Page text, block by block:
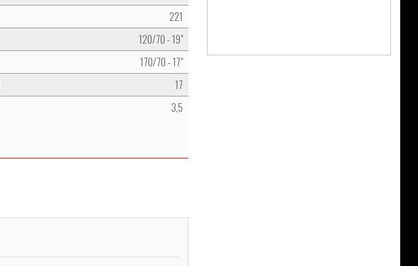
221
120/70 - 19"
170/70 - 17"
17
3,5